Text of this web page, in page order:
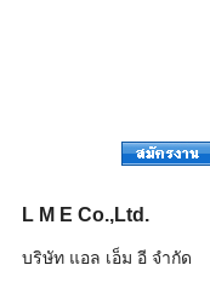
L M E Co.,Ltd.
บริษัท แอล เอ็ม อี จำกัด